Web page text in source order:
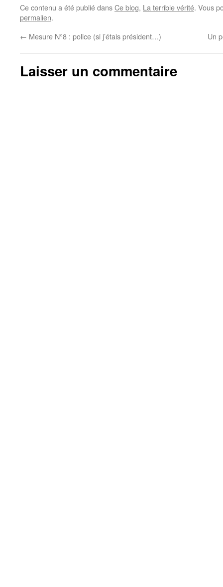
Ce contenu a été publié dansCe blog, La terrible vérité. Vous
permalien.
← Mesure N°8 : police (si j’étais président…) Un
Laisser un commentaire